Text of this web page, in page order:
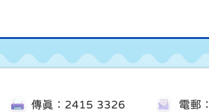
傳真：2415 3326 電郵：